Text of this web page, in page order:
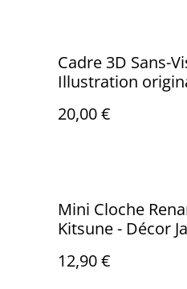
Cadre 3D Sans-
Illustration
main
20,00 €
Mini Cloche
Kitsune - Décor
12,90 €